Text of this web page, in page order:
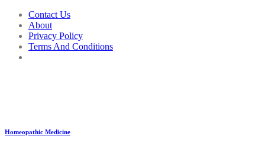
Skip
content
Contact Us
About
Privacy Policy
Terms And Conditions
Homeopathic Medicine